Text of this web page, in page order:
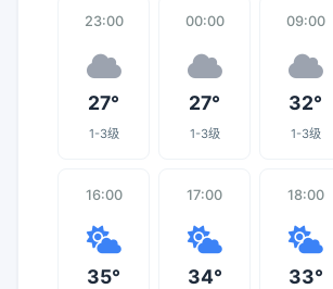
23:00
27°
1-3级
00:00
27°
1-3级
09:00
32°
1-3级
16:00
35°
17:00
34°
18:00
33°